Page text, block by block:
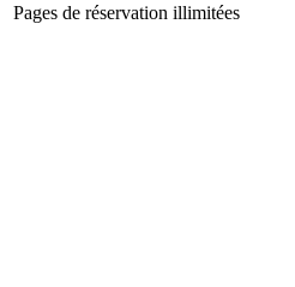
Pages de réservation illimitées